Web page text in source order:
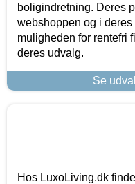
boligindretning. Deres
webshoppen og i
muligheden for rentefri
deres udvalg.
Se
Hos LuxoLiving.dk